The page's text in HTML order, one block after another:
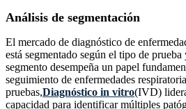
Análisis de segmentación
El mercado de diagnóstico de
está segmentado según el tipo de
segmento desempeña un papel
seguimiento de enfermedades
pruebas,Diagnóstico in vitro(IVD)
capacidad para identificar múltiples